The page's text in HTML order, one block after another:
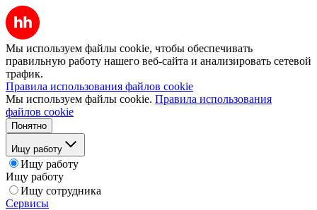
Мы используем файлы cookie, чтобы обеспечивать
правильную работу нашего веб-сайта и анализировать сетевой
трафик.
Правила использования файлов cookie
Мы используем файлы cookie. Правила использования
файлов cookie
Понятно
Ищу работу
Ищу работу
Ищу работу
Ищу сотрудника
Сервисы